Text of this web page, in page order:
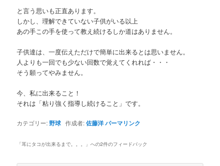
と言う思いも正直あります。
しかし、理解できていない子供がいる以上
あの手この手を使って教え続けるしか道はありません。
子供達は、一度伝えただけで簡単に出来るとは思いません。
人よりも一回でも少ない回数で覚えてくれれば・・・
そう願ってやみません。
今、私に出来ること！
それは「粘り強く指導し続けること」です。
カテゴリー:野球 作成者:佐藤洋パーマリンク
「耳にタコが出来るまで。。。 」への2件のフィードバック